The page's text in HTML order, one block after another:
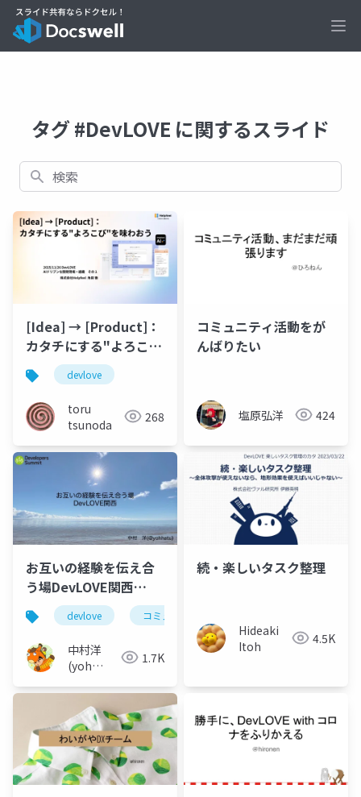
タグ #DevLOVE に関するスライド
検索
[Idea] → [Product]：
カタチにする"よろこ
び"を味わおう
devlove
toru
tsunoda
268
コミュニティ活動をが
んばりたい
塩原弘洋 424
お互いの経験を伝え合
う場DevLOVE関西
#devsumi
devlove コミュニティ
中村洋
(yoh
1.7K
続・楽しいタスク整理
Hideaki
Itoh
4.5K